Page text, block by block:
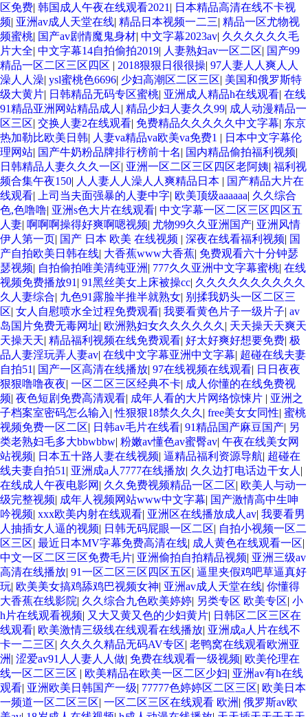
区免费| 韩国成人午夜在线观看2021 | 日本精品高清在线不卡视
频| 亚洲av成人天堂在线| 精品日本视频一二三| 精品一区尤物视
频蜜桃| 国产av剧情魔鬼身材| 中文字幕2023av| 久久久久久久毛
片大全| 中文字幕14自拍偷拍2019| 人妻熟妇av一区二区| 国产99
精品一区二区三区四区 | 2018狠狠日很很操| 97人妻人人爽人人
澡人人澡| ysl蜜桃色6696| 少妇高潮区二区三区| 美国和俄罗斯特
级大黄片| 日韩精品无码专区蜜桃| 亚洲成人精品h在线观看| 在线
91精品亚洲网站精品成人 | 精品少妇人妻久久99| 成人动漫精品一
区三区| 交换人妻2在线观看| 免费精品久久久久久中文字幕| 东京
热加勒比欧美日韩| 人妻va精品va欧美va免费1 | 日本中文字幕伦
理网站| 国产牛奶粉品牌排行榜前十名| 国内精品偷拍福利视频|
日韩精品人妻久久久一区| 亚洲一区二区三区四区老阿姨| 福利视
频合集午夜150| 人人妻人人澡人人爽精品日本 | 国产精品大片在
线观看| 上司当夫面强暴的人妻中字| 欧美顶级aaaaaa| 久久综合
色,色噜噜| 亚洲s色大片在线观看| 中文字幕一区二区三区四区五
人妻| 啊啊啊操得好爽啊嗯视频| 尤物99久久亚洲国产| 亚洲风情
伊人第一页| 国产 日本 欧美 在线视频 | 深夜在线看福利视频| 国
产自拍欧美日韩在线| 大香蕉www大香蕉| 免费观看六十分钟瑟
瑟视频| 自拍偷拍唯美清纯亚洲 | 777久久亚洲中文字幕蜜桃| 在线
视频免费播放91 | 91黑丝美女上床被操cc| 久久久久久久久久久久
久人妻综合| 九色91露脸半推半就熟女| 别揉我奶头一区二区三
区| 女人自慰喷水全过程免费观看| 我要看黄色片子一级片子| av
岛国片免费无毒网址| 欧洲熟妇女久久久久久久 | 天天操天天爽天
天操天天| 精品福利视频在线免费观看| 好太好爽好想要免费| 极
品人妻淫玩弄人妻av| 在线中文字幕亚洲中文字幕| 超碰在线夫妻
自拍51 | 国产一区高清在线播放| 97在线视频在线观看| 日日夜夜
狠狠噜噜夜夜| 一区二区三区经典不卡| 成人你懂的在线免费视
频| 夜色短剧免费高清观看| 成年人看的大片网络惊悚片 | 亚洲之
子档案室密码怎么输入 |性狠狠18禁久久久 | free美女女同性| 蜜桃
视频免费一区二区| 日韩av毛片在线看| 91精品国产麻豆国产| 另
类老熟妇毛多大bbwbbw| 粉嫩av懂色av蜜臀av| 午夜在线美女网
站视频| 日本五十路人妻在线视频| 逼精品福利资源导航| 超碰在
线夫妻自拍51 | 亚洲成a人7777在线播放| 久久边打电话边干女人 |
在线成人午夜电影网 | 久久免费视频精品一区二区| 欧美人与动一
级完整视频| 成年人视频网站www中文字幕| 国产激情高中生呻
吟视频| xxx欧美内射在线观看| 亚洲区在线播放成人av| 我要看男
人抽插女人逼的视频| 日韩无码屁眼一区二区| 自拍小视频一区二
区三区| 最近日本MV字幕免费高清在线| 成人黄色在线观看一区|
中文一区二区三区免费毛片| 亚洲偷拍自拍精品视频| 亚洲三级av
高清在线播放| 91一区二区三区四区五区| 逼里夹假鸡吧草逼真好
玩| 欧美美女搞鸡舔鸡巴视频女神| 亚洲av成人天堂在线| 你懂得
大香蕉在线影院| 久久综合九色欧美婷婷| 另类专区 欧美专区| 小
h片在线观看视频| 又大又黄又色的少妇黄片| 日韩区二区三区在
线观看| 欧美激情三级线在线观看在线播放| 亚洲成a人片在线不
卡一二三区| 久久久久精品无码AV专区| 老鸭窝在线观看欧洲亚
洲 | 涩爱av91人人妻人人做| 免费在线观看一级视频| 欧美伦理在
线一区二区三区 | 欧美精品在欧美一区二区少妇| 亚洲av有h在线
观看| 亚洲欧美日韩国产一级| 77777色婷婷区二区三区| 欧美日本
一频道一区二区三区| 一区二区三区在线观看 欧洲 | 俄罗斯av欧